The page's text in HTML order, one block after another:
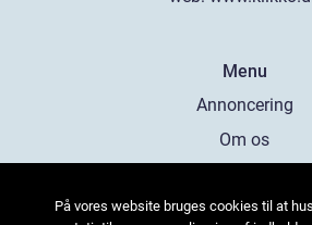
Menu
Annoncering
Om os
Kontakt os
På vores website bruges cookies til at